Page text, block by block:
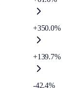
+350.0%
+139.7%
-42.4%